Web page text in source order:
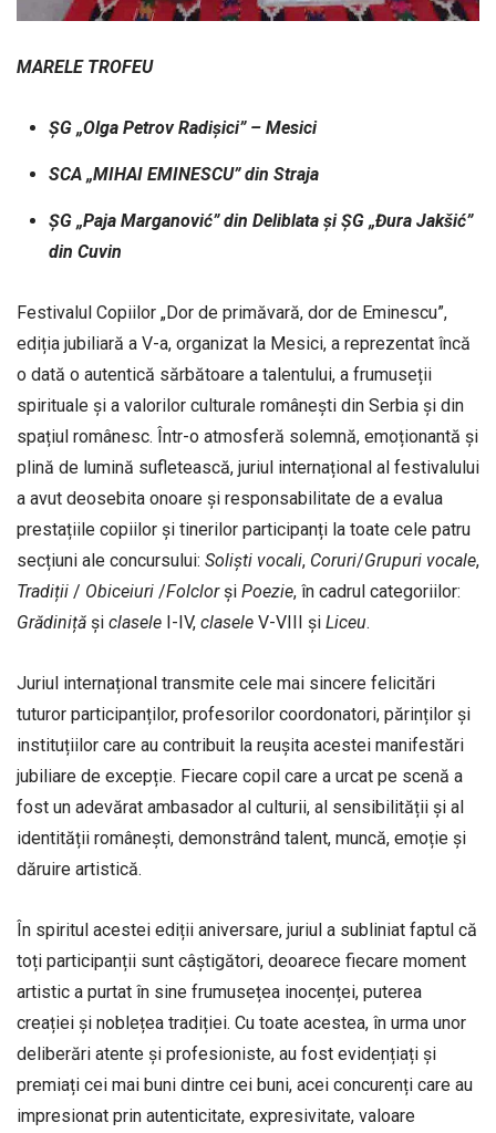
MARELE TROFEU
ȘG „Olga Petrov Radișici” – Mesici
SCA „MIHAI EMINESCU” din Straja
ȘG „Paja Marganović” din Deliblata și ȘG „Đura Jakšić”
din Cuvin
Festivalul Copiilor „Dor de primăvară, dor de Eminescu”,
ediția jubiliară a V-a, organizat la Mesici, a reprezentat încă
o dată o autentică sărbătoare a talentului, a frumuseții
spirituale și a valorilor culturale românești din Serbia și din
spațiul românesc. Într-o atmosferă solemnă, emoționantă și
plină de lumină sufletească, juriul internațional al festivalului
a avut deosebita onoare și responsabilitate de a evalua
prestațiile copiilor și tinerilor participanți la toate cele patru
secțiuni ale concursului: Soliști vocali, Coruri/Grupuri vocale,
Tradiții / Obiceiuri /Folclorși Poezie, în cadrul categoriilor:
Grădiniță și clasele I-IV, clasele V-VIII și Liceu.
Juriul internațional transmite cele mai sincere felicitări
tuturor participanților, profesorilor coordonatori, părinților și
instituțiilor care au contribuit la reușita acestei manifestări
jubiliare de excepție. Fiecare copil care a urcat pe scenă a
fost un adevărat ambasador al culturii, al sensibilității și al
identității românești, demonstrând talent, muncă, emoție și
dăruire artistică.
În spiritul acestei ediții aniversare, juriul a subliniat faptul că
toți participanții sunt câștigători, deoarece fiecare moment
artistic a purtat în sine frumusețea inocenței, puterea
creației și noblețea tradiției. Cu toate acestea, în urma unor
deliberări atente și profesioniste, au fost evidențiați și
premiați cei mai buni dintre cei buni, acei concurenți care au
impresionat prin autenticitate, expresivitate, valoare